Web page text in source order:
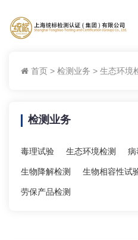
首页 > 检测业务 > 生态环境
检测业务
毒理试验 生态环境检测 病
生物降解检测 生物相容性试
劳保产品检测